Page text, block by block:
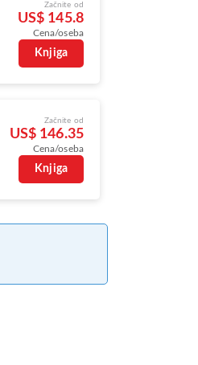
Začnite od
US$ 145.8
Cena/oseba
Knjiga
Začnite od
US$ 146.35
Cena/oseba
Knjiga